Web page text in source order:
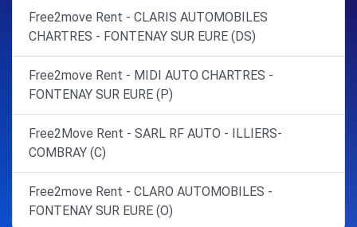
Free2move Rent - CLARIS AUTOMOBILES
CHARTRES - FONTENAY SUR EURE (DS)
Free2move Rent - MIDI AUTO CHARTRES -
FONTENAY SUR EURE (P)
Free2Move Rent - SARL RF AUTO - ILLIERS-
COMBRAY (C)
Free2move Rent - CLARO AUTOMOBILES -
FONTENAY SUR EURE (O)